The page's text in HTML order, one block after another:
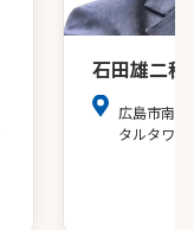
石田雄二税
広島市南
タルタワー